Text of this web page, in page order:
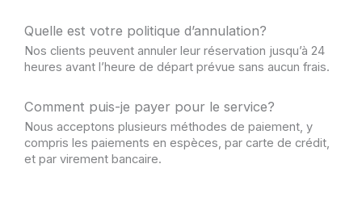
Quelle est votre politique d’annulation?
Nos clients peuvent annuler leur réservation jusqu’à 24
heures avant l’heure de départ prévue sans aucun frais.
Comment puis-je payer pour le service?
Nous acceptons plusieurs méthodes de paiement, y
compris les paiements en espèces, par carte de crédit,
et par virement bancaire.